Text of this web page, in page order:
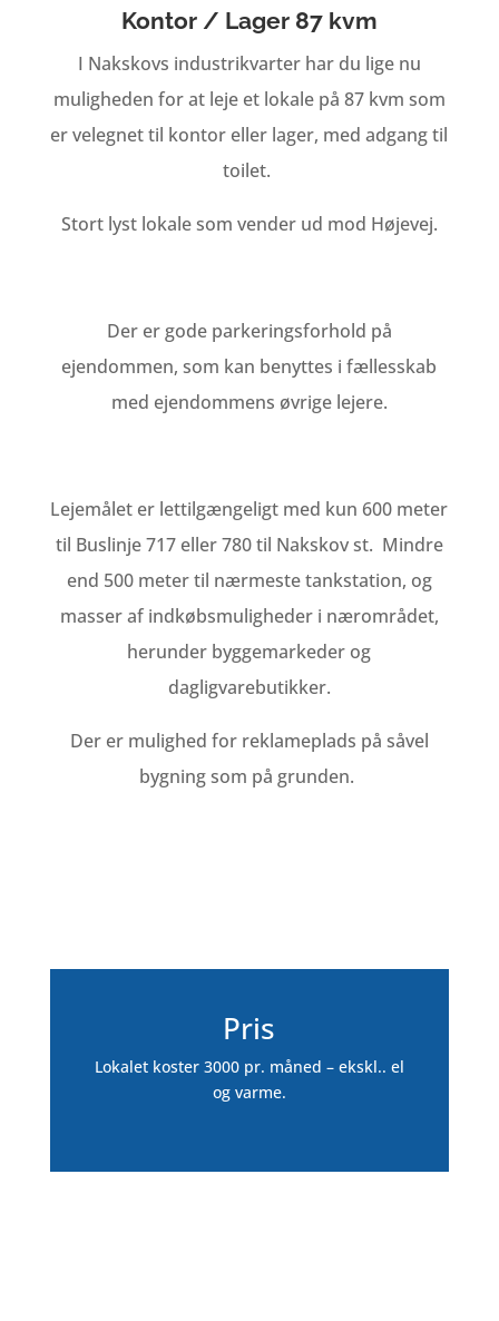
Kontor / Lager 87 kvm
I Nakskovs industrikvarter har du lige nu
muligheden for at leje et lokale på 87 kvm som
er velegnet til kontor eller lager, med adgang til
toilet.
Stort lyst lokale som vender ud mod Højevej.
Der er gode parkeringsforhold på
ejendommen, som kan benyttes i fællesskab
med ejendommens øvrige lejere.
Lejemålet er lettilgængeligt med kun 600 meter
til Buslinje 717 eller 780 til Nakskov st. Mindre
end 500 meter til nærmeste tankstation, og
masser af indkøbsmuligheder i nærområdet,
herunder byggemarkeder og
dagligvarebutikker.
Der er mulighed for reklameplads på såvel
bygning som på grunden.
Pris
Lokalet koster 3000 pr. måned – ekskl.. el
og varme.